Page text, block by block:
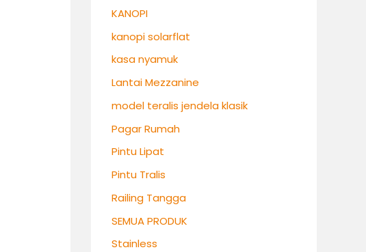
KANOPI
kanopi solarflat
kasa nyamuk
Lantai Mezzanine
model teralis jendela klasik
Pagar Rumah
Pintu Lipat
Pintu Tralis
Railing Tangga
SEMUA PRODUK
Stainless